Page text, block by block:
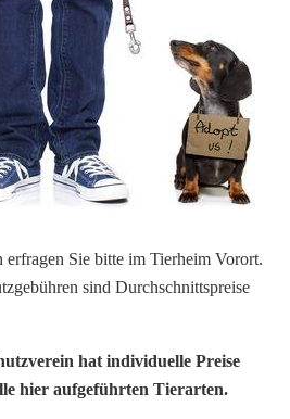
erfragen Sie bitte im Tierheim Vorort.
sind Durchschnittspreise
hat individuelle Preise
hier aufgeführten Tierarten.